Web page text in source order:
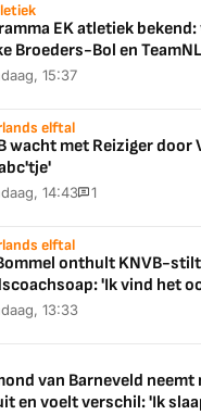
EK atletiek
Broeders-Bol en
15:37
elftal
wacht met Reiziger door
14:43 1
elftal
onthult KNVB-
'Ik vind het
13:33
van Barneveld neemt
en voelt verschil: 'Ik